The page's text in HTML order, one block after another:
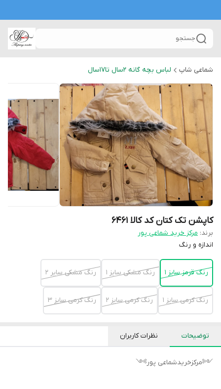
جستجو
شماعی شاپ لباس بچه گانه 2سال تا۱۷سال
کاپشن تک کتان کد کالا ۶۴۶۱
برند: مرکز خرید شماعی پور
اندازه و ‌رنگ
رنگ قرمز سایز ۱ رنگ مشکی سایز ۱ رنگ مشکی سایر ۲
رنگ کرمی سایز ۱ رنگ کرمی سایز ۲ رنگ کرمی سایز ۳
توضیحات نظرات کاربران
༺مرکزخریدشماعی پور༻